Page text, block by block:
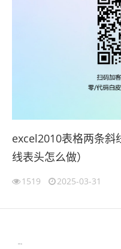
excel2010表格两条斜
线表头怎么做）
1519 2025-03-31